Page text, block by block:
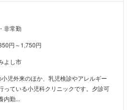
非常勤
円～1,750円
よし市
児外来のほか、乳児検診やアレルギー
っている小児科クリニックです。夕診可
内勤...